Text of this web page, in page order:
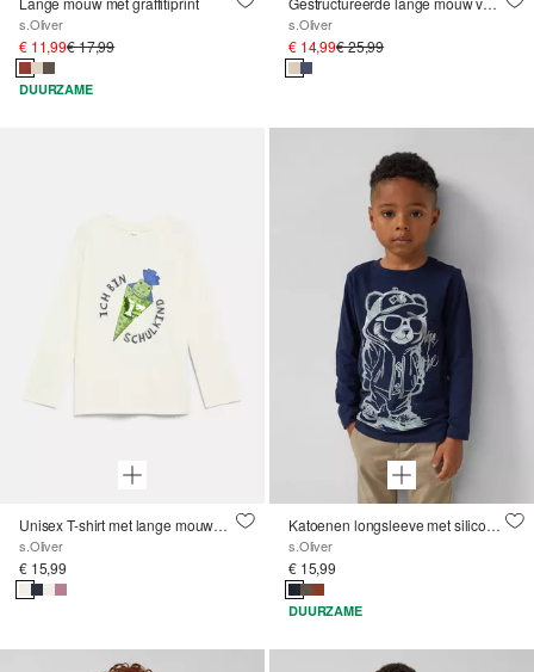
s.Oliver
€ 11,99€ 17,99
DUURZAME
s.Oliver
€ 14,99€ 25,99
Unisex T-shirt met lange mouwen, print en omkeerbare pailletten
s.Oliver
€ 15,99
Katoenen longsleeve met siliconenprint
s.Oliver
€ 15,99
DUURZAME